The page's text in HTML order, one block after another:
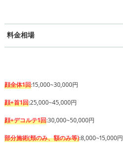
料金相場
顔全体1回:15,000~30,000円
顔+首1回:25,000~45,000円
顔+デコルテ1回:30,000~50,000円
部分施術(頬のみ、額のみ等):8,000~15,000円